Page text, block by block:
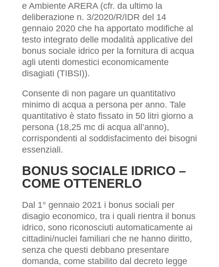
e Ambiente ARERA (cfr. da ultimo la
deliberazione n. 3/2020/R/IDR del 14
gennaio 2020 che ha apportato modifiche al
testo integrato delle modalità applicative del
bonus sociale idrico per la fornitura di acqua
agli utenti domestici economicamente
disagiati (TIBSI)).
Consente di non pagare un quantitativo
minimo di acqua a persona per anno. Tale
quantitativo è stato fissato in 50 litri giorno a
persona (18,25 mc di acqua all’anno),
corrispondenti al soddisfacimento dei bisogni
essenziali.
BONUS SOCIALE IDRICO –
COME OTTENERLO
Dal 1° gennaio 2021 i bonus sociali per
disagio economico, tra i quali rientra il bonus
idrico, sono riconosciuti automaticamente ai
cittadini/nuclei familiari che ne hanno diritto,
senza che questi debbano presentare
domanda, come stabilito dal decreto legge